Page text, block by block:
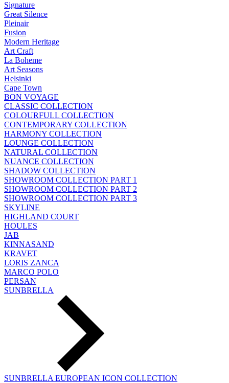
Signature
Great Silence
Pleinair
Fusion
Modern Heritage
Art Craft
La Boheme
Art Seasons
Helsinki
Cape Town
BON VOYAGE
CLASSIC COLLECTION
COLOURFULL COLLECTION
CONTEMPORARY COLLECTION
HARMONY COLLECTION
LOUNGE COLLECTION
NATURAL COLLECTION
NUANCE COLLECTION
SHADOW COLLECTION
SHOWROOM COLLECTION PART 1
SHOWROOM COLLECTION PART 2
SHOWROOM COLLECTION PART 3
SKYLINE
HIGHLAND COURT
HOULES
JAB
KINNASAND
KRAVET
LORIS ZANCA
MARCO POLO
PERSAN
SUNBRELLA
SUNBRELLA EUROPEAN ICON COLLECTION